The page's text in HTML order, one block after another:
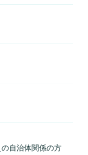
自治体関係の方